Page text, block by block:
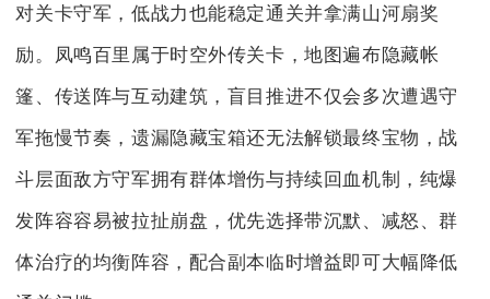
对关卡守军，低战力也能稳定通关并拿满山河扇奖
励。凤鸣百里属于时空外传关卡，地图遍布隐藏帐
篷、传送阵与互动建筑，盲目推进不仅会多次遭遇守
军拖慢节奏，遗漏隐藏宝箱还无法解锁最终宝物，战
斗层面敌方守军拥有群体增伤与持续回血机制，纯爆
发阵容容易被拉扯崩盘，优先选择带沉默、减怒、群
体治疗的均衡阵容，配合副本临时增益即可大幅降低